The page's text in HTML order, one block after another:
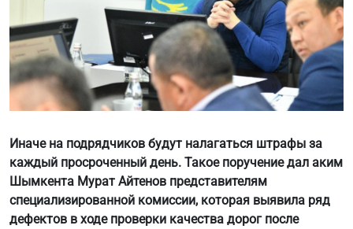
Иначе на подрядчиков будут налагаться штрафы за
каждый просроченный день. Такое поручение дал аким
Шымкента Мурат Айтенов представителям
специализированной комиссии, которая выявила ряд
дефектов в ходе проверки качества дорог после